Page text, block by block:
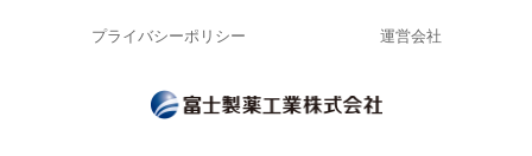
プライバシーポリシー 運営会社